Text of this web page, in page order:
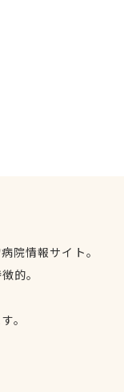
院情報サイト。
的。
。